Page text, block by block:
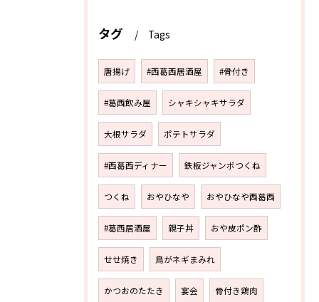
タグ Tags
唐揚げ #西葛西居酒屋 #骨付き
#葛西飲み屋 シャキシャキサラダ
大根サラダ ポテトサラダ
#西葛西ディナー 鉄板ジャンボつくね
つくね おやひなや おやひなや西葛西
#葛西居酒屋 親子丼 おや皮ポン酢
せせ焼き 鳥がネギまみれ
かつおのたたき 宴会 骨付き鶏肉